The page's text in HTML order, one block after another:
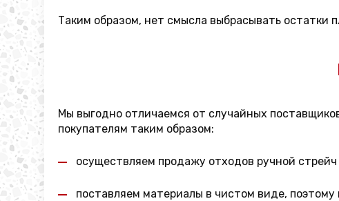
Таким образом, нет смысла выбрасывать остатки
Мы выгодно отличаемся от случайных
покупателям таким образом:
осуществляем продажу отходов ручной
поставляем материалы в чистом виде,